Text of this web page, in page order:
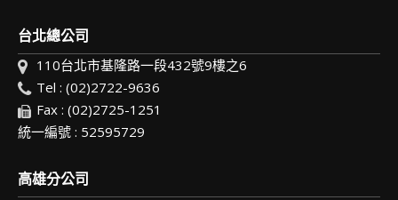
台北總公司
110台北市基隆路一段432號9樓之6
Tel : (02)2722-9636
Fax : (02)2725-1251
統一編號 : 52595729
高雄分公司